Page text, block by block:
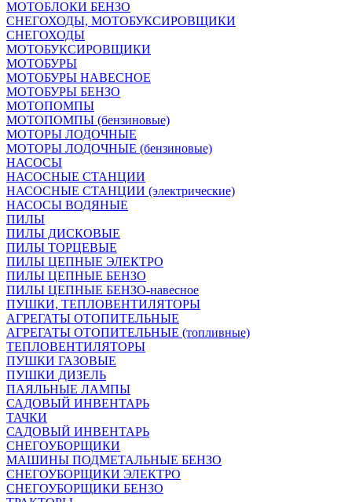
МОТОБЛОКИ БЕНЗО
СНЕГОХОДЫ, МОТОБУКСИРОВЩИКИ
СНЕГОХОДЫ
МОТОБУКСИРОВЩИКИ
МОТОБУРЫ
МОТОБУРЫ НАВЕСНОЕ
МОТОБУРЫ БЕНЗО
МОТОПОМПЫ
МОТОПОМПЫ (бензиновые)
МОТОРЫ ЛОДОЧНЫЕ
МОТОРЫ ЛОДОЧНЫЕ (бензиновые)
НАСОСЫ
НАСОСНЫЕ СТАНЦИИ
НАСОСНЫЕ СТАНЦИИ (электрические)
НАСОСЫ ВОДЯНЫЕ
ПИЛЫ
ПИЛЫ ДИСКОВЫЕ
ПИЛЫ ТОРЦЕВЫЕ
ПИЛЫ ЦЕПНЫЕ ЭЛЕКТРО
ПИЛЫ ЦЕПНЫЕ БЕНЗО
ПИЛЫ ЦЕПНЫЕ БЕНЗО-навесное
ПУШКИ, ТЕПЛОВЕНТИЛЯТОРЫ
АГРЕГАТЫ ОТОПИТЕЛЬНЫЕ
АГРЕГАТЫ ОТОПИТЕЛЬНЫЕ (топливные)
ТЕПЛОВЕНТИЛЯТОРЫ
ПУШКИ ГАЗОВЫЕ
ПУШКИ ДИЗЕЛЬ
ПАЯЛЬНЫЕ ЛАМПЫ
САДОВЫЙ ИНВЕНТАРЬ
ТАЧКИ
САДОВЫЙ ИНВЕНТАРЬ
СНЕГОУБОРЩИКИ
МАШИНЫ ПОДМЕТАЛЬНЫЕ БЕНЗО
СНЕГОУБОРЩИКИ ЭЛЕКТРО
СНЕГОУБОРЩИКИ БЕНЗО